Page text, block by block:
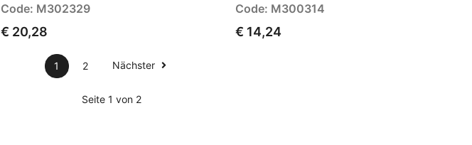
Code: M302329
€ 20,28
Code: M300314
€ 14,24
1 2 Nächster
Seite 1 von 2